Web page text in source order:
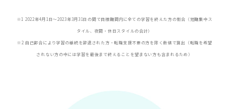
※1 2022年4月1日〜2023年3月31日の間で目標期間内に全ての学習を終えた方の割合（短期集中ス
タイル、夜間・休日スタイルの合計）
※2 自己都合により学習の継続を辞退された方・転職支援不要の方を除く数値で算出（転職を希望
されない方の中には学習を最後まで終えることを望まない方も含まれるため）